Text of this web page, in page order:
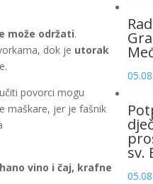
može održati.
dok je utorak
povorci mogu
maškare, jer je fašnik
vino i čaj, krafne
sv.